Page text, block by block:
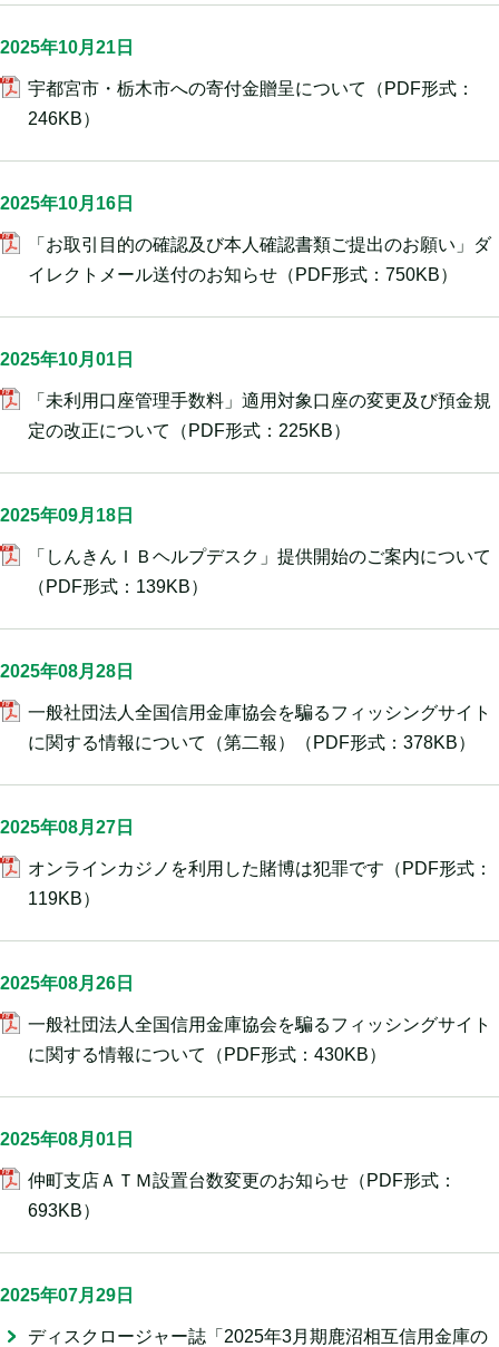
2025年10月21日
宇都宮市・栃木市への寄付金贈呈について
（PDF形式：
246KB）
2025年10月16日
「お取引目的の確認及び本人確認書類ご提出のお願い」ダ
イレクトメール送付のお知らせ （PDF形式：750KB）
2025年10月01日
「未利用口座管理手数料」適用対象口座の変更及び預金規
定の改正について
（PDF形式：225KB）
2025年09月18日
「しんきんＩＢヘルプデスク」提供開始のご案内について
（PDF形式：139KB）
2025年08月28日
一般社団法人全国信用金庫協会を騙るフィッシングサイト
に関する情報について（第二報）
（PDF形式：378KB）
2025年08月27日
オンラインカジノを利用した賭博は犯罪です （PDF形式：
119KB）
2025年08月26日
一般社団法人全国信用金庫協会を騙るフィッシングサイト
に関する情報について
（PDF形式：430KB）
2025年08月01日
仲町支店ＡＴＭ設置台数変更のお知らせ （PDF形式：
693KB）
2025年07月29日
ディスクロージャー誌「2025年3月期鹿沼相互信用金庫の